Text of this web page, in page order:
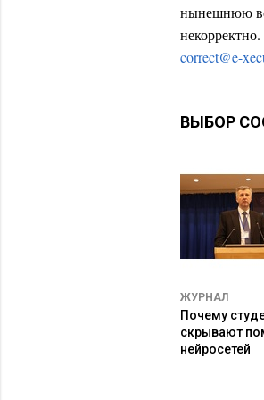
граждан
И при этом
китайской
вводится в
нынешнюю
correct@e-
ВЫБОР
ЖУРНАЛ
Почему
скрывают
нейросетей